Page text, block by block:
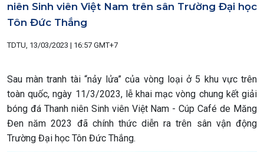
niên Sinh viên Việt Nam trên sân Trường Đại học
Tôn Đức Thắng
TDTU, 13/03/2023 | 16:57 GMT+7
Sau màn tranh tài “nảy lửa” của vòng loại ở 5 khu vực trên
toàn quốc, ngày 11/3/2023, lễ khai mạc vòng chung kết giải
bóng đá Thanh niên Sinh viên Việt Nam - Cúp Café de Măng
Đen năm 2023 đã chính thức diễn ra trên sân vận động
Trường Đại học Tôn Đức Thắng.